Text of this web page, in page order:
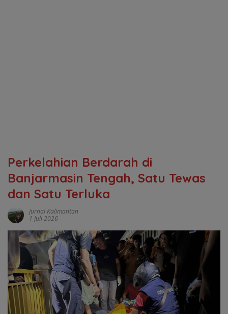
Perkelahian Berdarah di
Banjarmasin Tengah, Satu Tewas
dan Satu Terluka
Jurnal Kalimantan
1 Juli 2026